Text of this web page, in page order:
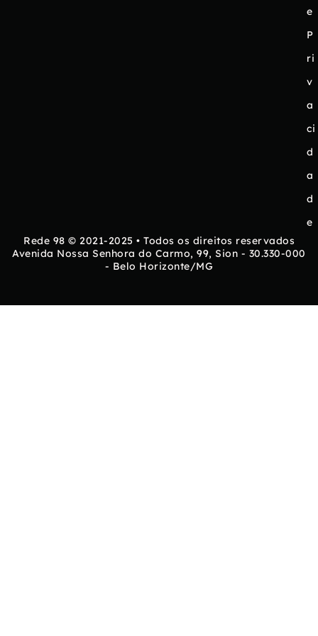
e
P
ri
v
a
ci
d
a
d
e
Rede 98 © 2021-2025 • Todos os direitos reservados
Avenida Nossa Senhora do Carmo, 99, Sion - 30.330-000
- Belo Horizonte/MG